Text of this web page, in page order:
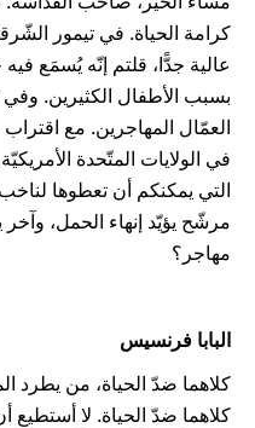
كرامة الحياة. في تيمور
عالية جدًّا، قلتم إنّه يُسمَع
بسبب الأطفال الكثيرين.
العمّال المهاجرين. مع اقتراب
في الولايات المتّحدة
التي يمكنكم أن تعطوها
مرشّح يؤيّد إنهاء الحمل،
مهاجر؟
البابا فرنسيس
كلاهما ضدّ الحياة، من يطرد
كلاهما ضدّ الحياة. لا أستطيع